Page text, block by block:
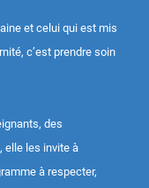
et celui qui est mis
c’est prendre soin
des
elle les invite à
à respecter,